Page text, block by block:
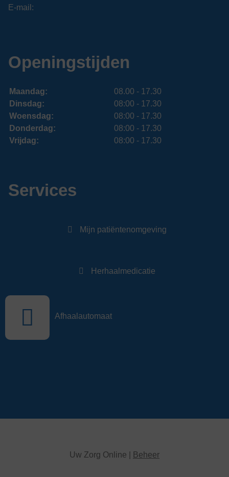
E-mail:
Openingstijden
Maandag:
08.00 - 17.30
Dinsdag:
08:00 - 17.30
Woensdag:
08:00 - 17.30
Donderdag:
08:00 - 17.30
Vrijdag:
08:00 - 17.30
Services
Mijn patiëntenomgeving
Herhaalmedicatie
Afhaalautomaat
Uw Zorg Online | Beheer